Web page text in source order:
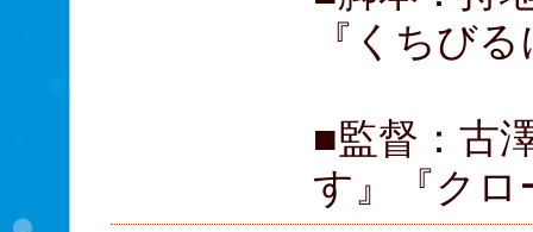
『くちび
■監督：古
す』『クロ